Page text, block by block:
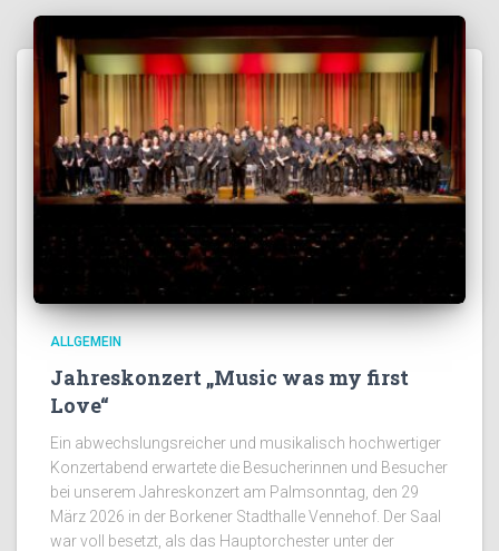
ALLGEMEIN
Jahreskonzert „Music was my first
Love“
Ein abwechslungsreicher und musikalisch hochwertiger
Konzertabend erwartete die Besucherinnen und Besucher
bei unserem Jahreskonzert am Palmsonntag, den 29
März 2026 in der Borkener Stadthalle Vennehof. Der Saal
war voll besetzt, als das Hauptorchester unter der